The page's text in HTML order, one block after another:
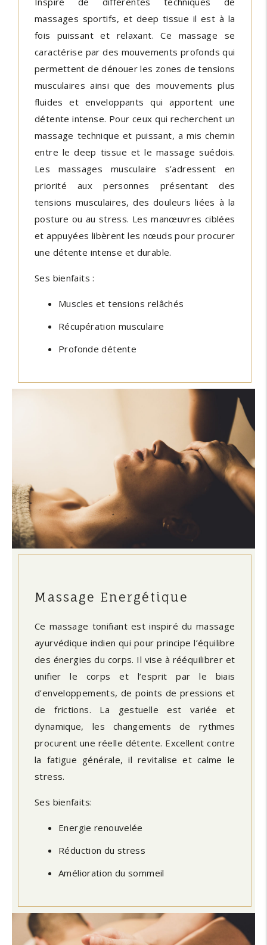
massages sportifs, et deep tissue il est à la
fois puissant et relaxant. Ce massage se
caractérise par des mouvements profonds qui
permettent de dénouer les zones de tensions
musculaires ainsi que des mouvements plus
fluides et enveloppants qui apportent une
détente intense. Pour ceux qui recherchent un
massage technique et puissant, a mis chemin
entre le deep tissue et le massage suédois.
Les massages musculaire s’adressent en
priorité aux personnes présentant des
tensions musculaires, des douleurs liées à la
posture ou au stress. Les manœuvres ciblées
et appuyées libèrent les nœuds pour procurer
une détente intense et durable.
Ses bienfaits :
Muscles et tensions relâchés
Récupération musculaire
Profonde détente
Massage Energétique
Ce massage tonifiant est inspiré du massage
ayurvédique indien qui pour principe l’équilibre
des énergies du corps. Il vise à rééquilibrer et
unifier le corps et l’esprit par le biais
d’enveloppements, de points de pressions et
de frictions. La gestuelle est variée et
dynamique, les changements de rythmes
procurent une réelle détente. Excellent contre
la fatigue générale, il revitalise et calme le
stress.
Ses bienfaits:
Energie renouvelée
Réduction du stress
Amélioration du sommeil